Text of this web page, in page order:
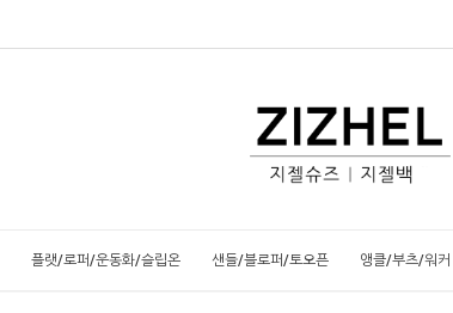
플랫/로퍼/운동화/슬립온 샌들/블로퍼/토오픈 앵클/부츠/워커